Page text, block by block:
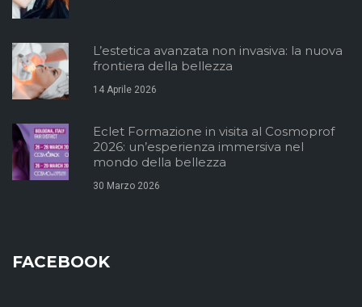
L’estetica avanzata non invasiva: la nuova
frontiera della bellezza
14 Aprile 2026
Eclet Formazione in visita al Cosmoprof
2026: un’esperienza immersiva nel
mondo della bellezza
30 Marzo 2026
FACEBOOK